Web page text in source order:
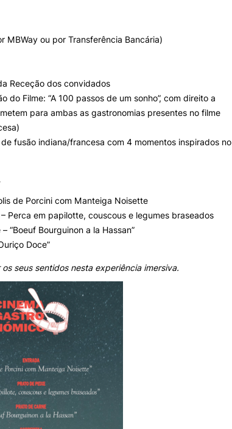
MBWay ou por Transferência Bancária)
Receção dos convidados
do Filme: “A 100 passos de um sonho”, com direito a
para ambas as gastronomias presentes no filme
fusão indiana/francesa com 4 momentos inspirados no
de Porcini com Manteiga Noisette
Perca em papilotte, couscous e legumes braseados
“Boeuf Bourguinon a la Hassan”
Doce”
os seus sentidos nesta experiência imersiva.